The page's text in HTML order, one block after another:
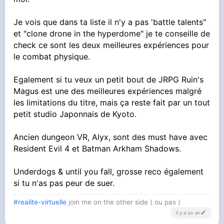
Je vois que dans ta liste il n'y a pas 'battle talents"
et "clone drone in the hyperdome" je te conseille de
check ce sont les deux meilleures expériences pour
le combat physique.
Egalement si tu veux un petit bout de JRPG Ruin's
Magus est une des meilleures expériences malgré
les limitations du titre, mais ça reste fait par un tout
petit studio Japonnais de Kyoto.
Ancien dungeon VR, Alyx, sont des must have avec
Resident Evil 4 et Batman Arkham Shadows.
Underdogs & until you fall, grosse reco également
si tu n'as pas peur de suer.
#realite-virtuelle join me on the other side ( ou pas )
il y a un an